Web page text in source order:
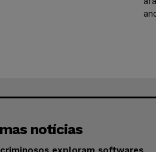
notícias